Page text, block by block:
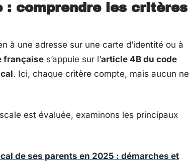
: comprendre les critères
à une adresse sur une carte d’identité ou à
française s’appuie sur l’article 4B du code
. Ici, chaque critère compte, mais aucun ne
est évaluée, examinons les principaux
de ses parents en 2025 : démarches et